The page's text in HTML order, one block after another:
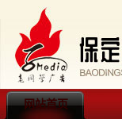
网站首页